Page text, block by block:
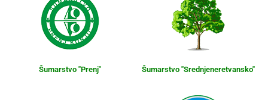
Šumarstvo "Prenj" Šumarstvo "Srednjeneretvansko"